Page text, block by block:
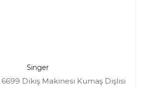
Singer
Dikiş Makinesi Kumaş Dişlisi